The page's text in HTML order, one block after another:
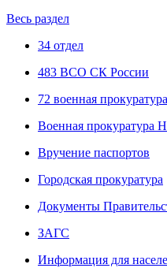
Весь раздел
34 отдел
483 ВСО СК России
72 военная
Военная прокуратура
Вручение паспортов
Городская прокуратура
Документы
ЗАГС
Информация для